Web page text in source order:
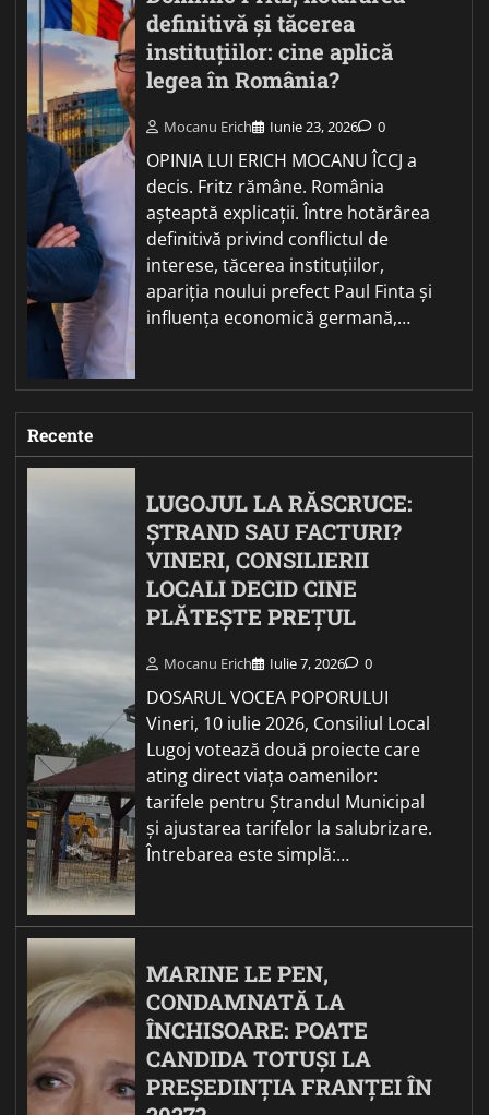
definitivă și tăcerea
instituțiilor: cine aplică
legea în România?
Mocanu Erich Iunie 23, 2026 0
OPINIA LUI ERICH MOCANU ÎCCJ a
decis. Fritz rămâne. România
așteaptă explicații. Între hotărârea
definitivă privind conflictul de
interese, tăcerea instituțiilor,
apariția noului prefect Paul Finta și
influența economică germană,…
Recente
LUGOJUL LA RĂSCRUCE:
ȘTRAND SAU FACTURI?
VINERI, CONSILIERII
LOCALI DECID CINE
PLĂTEȘTE PREȚUL
Mocanu Erich Iulie 7, 2026 0
DOSARUL VOCEA POPORULUI
Vineri, 10 iulie 2026, Consiliul Local
Lugoj votează două proiecte care
ating direct viața oamenilor:
tarifele pentru Ștrandul Municipal
și ajustarea tarifelor la salubrizare.
Întrebarea este simplă:…
MARINE LE PEN,
CONDAMNATĂ LA
ÎNCHISOARE: POATE
CANDIDA TOTUȘI LA
PREȘEDINȚIA FRANȚEI ÎN